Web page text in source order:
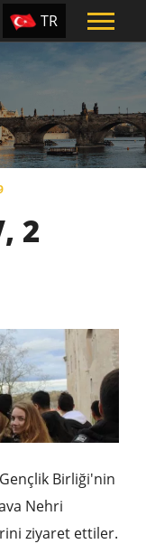
TR
PT
UA
RU
2
Birliği'nin
Nehri
ziyaret ettiler.